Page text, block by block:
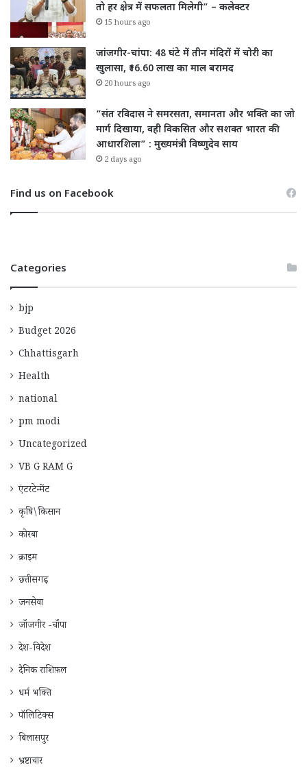
तो हर क्षेत्र में सफलता मिलेगी” – कलेक्टर
15 hours ago
जांजगीर-चांपा: 48 घंटे में तीन मंदिरों में चोरी का
खुलासा, ₹16.60 लाख का माल बरामद
20 hours ago
“संत रविदास ने समरसता, समानता और भक्ति का जो
मार्ग दिखाया, वही विकसित और सशक्त भारत की
आधारशिला” : मुख्यमंत्री विष्णुदेव साय
2 days ago
Find us on Facebook
Categories
bjp
Budget 2026
Chhattisgarh
Health
national
pm modi
Uncategorized
VB G RAM G
एंटरटेन्मेंट
कृषि\किसान
कोरबा
क्राइम
छत्तीसगढ़
जनसेवा
जाँजगीर -चाँपा
देश-विदेश
दैनिक राशिफ़ल
धर्म भक्ति
पॉलिटिक्स
बिलासपुर
भ्रष्टाचार